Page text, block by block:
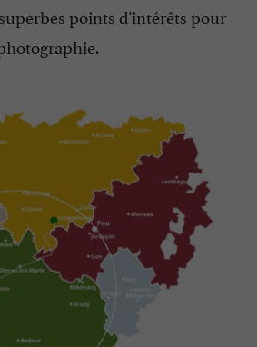
points d'intérêts pour